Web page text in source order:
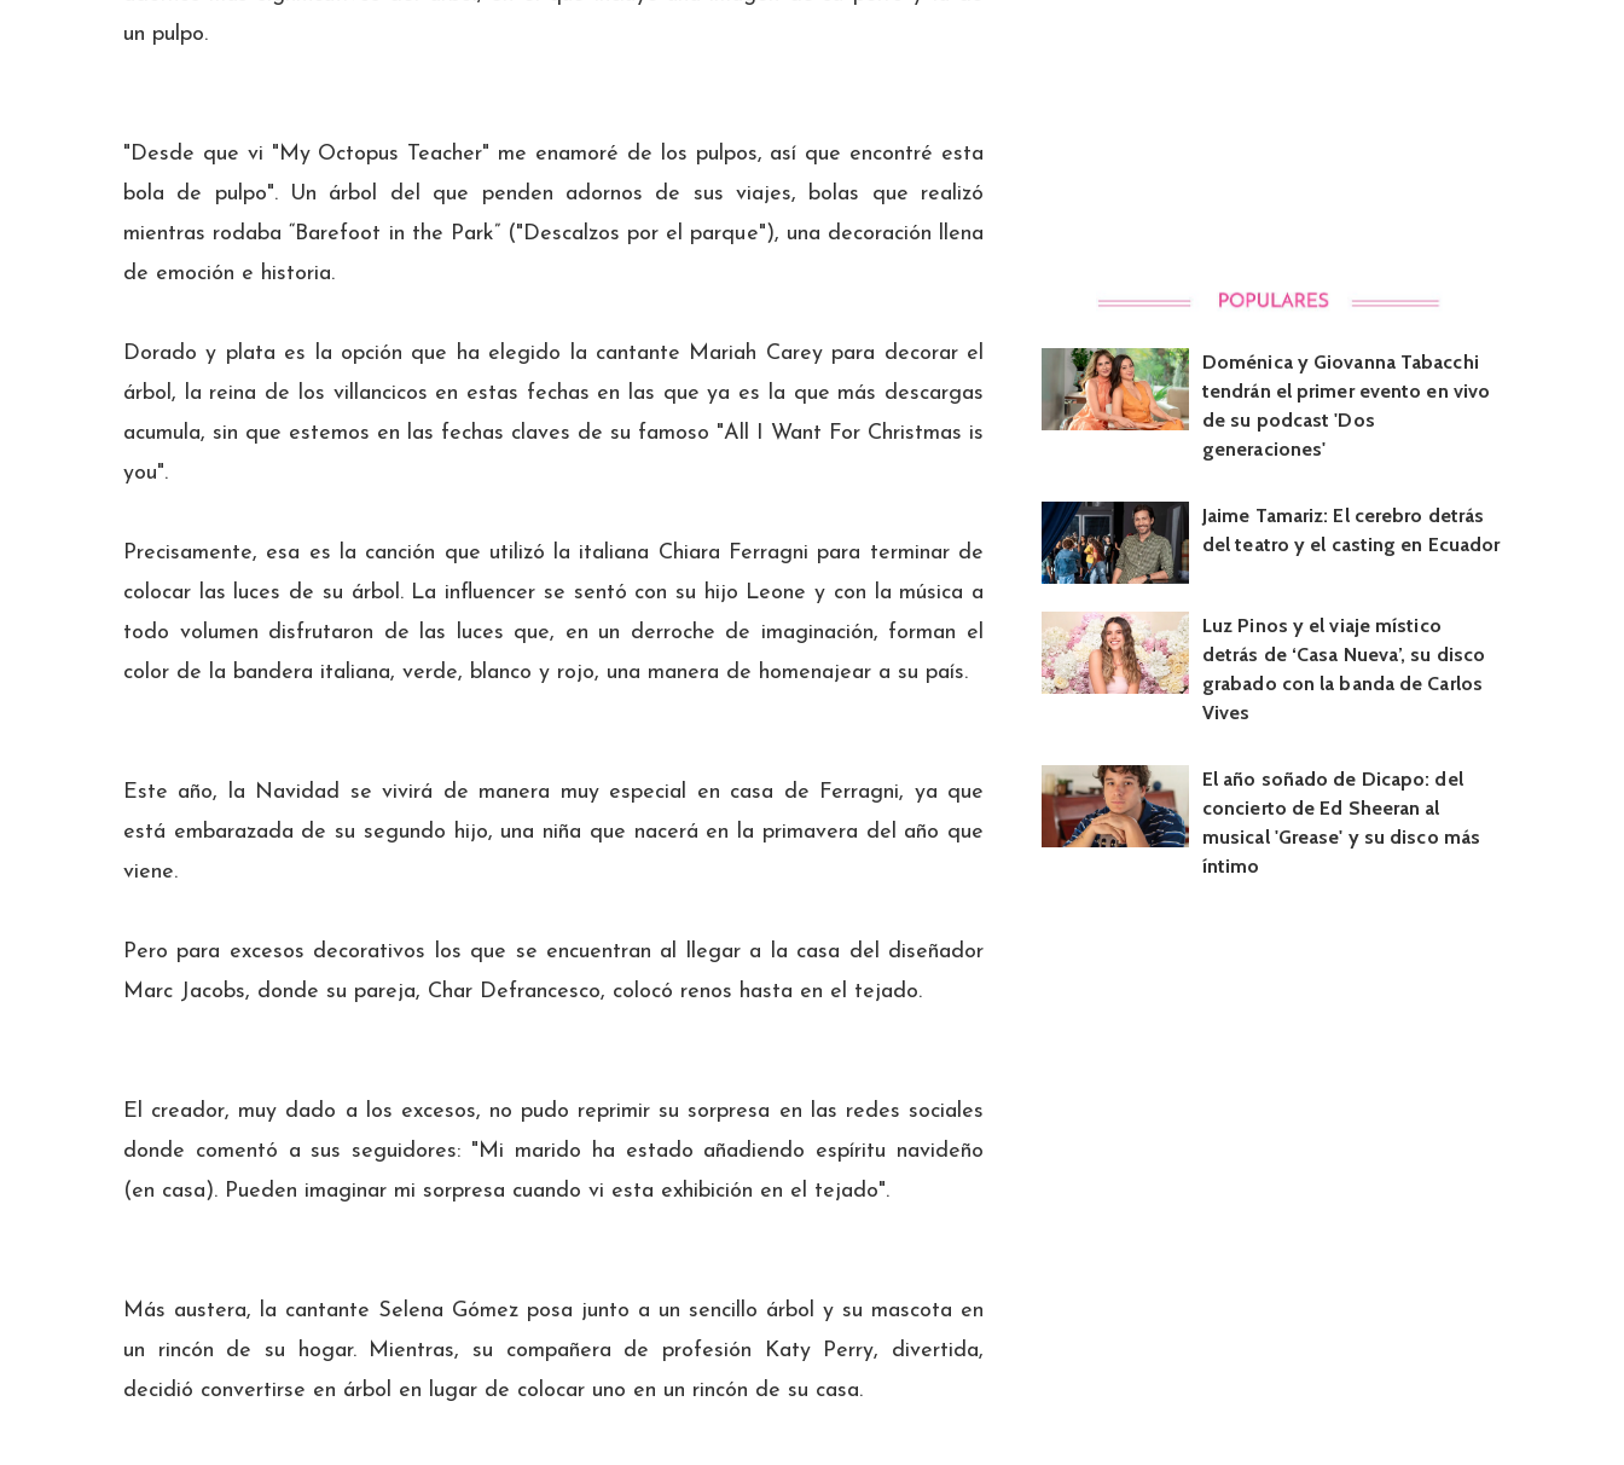
un pulpo.
"Desde que vi "My Octopus Teacher" me enamoré de los pulpos, así que encontré esta
bola de pulpo". Un árbol del que penden adornos de sus viajes, bolas que realizó
mientras rodaba “Barefoot in the Park” ("Descalzos por el parque"), una decoración llena
de emoción e historia.
Dorado y plata es la opción que ha elegido la cantante Mariah Carey para decorar el
árbol, la reina de los villancicos en estas fechas en las que ya es la que más descargas
acumula, sin que estemos en las fechas claves de su famoso "All I Want For Christmas is
you".
Precisamente, esa es la canción que utilizó la italiana Chiara Ferragni para terminar de
colocar las luces de su árbol. La influencer se sentó con su hijo Leone y con la música a
todo volumen disfrutaron de las luces que, en un derroche de imaginación, forman el
color de la bandera italiana, verde, blanco y rojo, una manera de homenajear a su país.
Este año, la Navidad se vivirá de manera muy especial en casa de Ferragni, ya que
está embarazada de su segundo hijo, una niña que nacerá en la primavera del año que
viene.
Pero para excesos decorativos los que se encuentran al llegar a la casa del diseñador
Marc Jacobs, donde su pareja, Char Defrancesco, colocó renos hasta en el tejado.
El creador, muy dado a los excesos, no pudo reprimir su sorpresa en las redes sociales
donde comentó a sus seguidores: "Mi marido ha estado añadiendo espíritu navideño
(en casa). Pueden imaginar mi sorpresa cuando vi esta exhibición en el tejado".
Más austera, la cantante Selena Gómez posa junto a un sencillo árbol y su mascota en
un rincón de su hogar. Mientras, su compañera de profesión Katy Perry, divertida,
decidió convertirse en árbol en lugar de colocar uno en un rincón de su casa.
Doménica y Giovanna Tabacchi
tendrán el primer evento en vivo
de su podcast 'Dos
generaciones'
Jaime Tamariz: El cerebro detrás
del teatro y el casting en Ecuador
Luz Pinos y el viaje místico
detrás de ‘Casa Nueva’, su disco
grabado con la banda de Carlos
Vives
El año soñado de Dicapo: del
concierto de Ed Sheeran al
musical 'Grease' y su disco más
íntimo